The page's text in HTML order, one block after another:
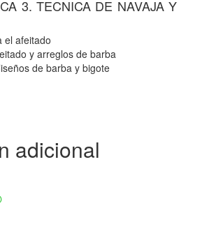
3. TECNICA DE NAVAJA Y
el afeitado
y arreglos de barba
de barba y bigote
adicional